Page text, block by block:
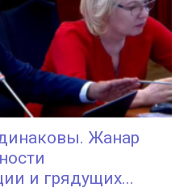
Жанар
и грядущих...